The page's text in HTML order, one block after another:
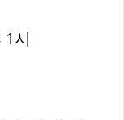
시